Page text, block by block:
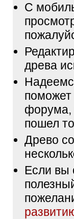
С
древа
поможет
форума,
пошел
Древо
Если вы